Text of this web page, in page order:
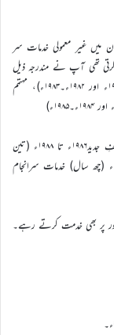
میں غیر معمولی خدمات سر
تھی آپ نے مندرجہ ذیل
مختلف شعبہ جات میں خدمات انجام دیں۔ مہتمم مقامی(۱۹۷۹ء۔۱۹۸۰ء اور ۱۹۸۲ء۔۱۹۸۳ء)، مہتمم
اسی طرح مجلس انصاراللہ پاکستان میں آپ نے بطور قائد وقفِ جدید۱۹۸۶ء تا ۱۹۸۸ء (تین
سال) اور بطور نائب صدر مجلس انصااللہ پاکستان ۱۹۸۹ء تا ۱۹۹۴ء (چھ سال) خدمات سرانجام
پر بھی خدمت کرتے رہے۔